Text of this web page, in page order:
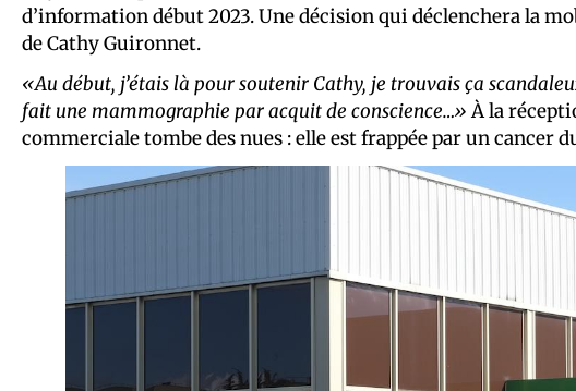
d’information début 2023. Une décision qui déclenchera la
de Cathy Guironnet.
«Au début, j’étais là pour soutenir Cathy, je trouvais ça
fait une mammographie par acquit de conscience…»À la
commerciale tombe des nues : elle est frappée par un cancer